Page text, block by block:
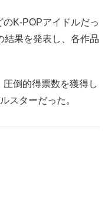
K-POPアイドルだっ
結果を発表し、各作品
倒的得票数を獲得し
スターだった。